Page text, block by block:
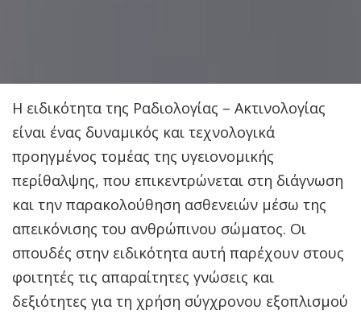
Η ειδικότητα της Ραδιολογίας – Ακτινολογίας
είναι ένας δυναμικός και τεχνολογικά
προηγμένος τομέας της υγειονομικής
περίθαλψης, που επικεντρώνεται στη διάγνωση
και την παρακολούθηση ασθενειών μέσω της
απεικόνισης του ανθρώπινου σώματος. Οι
σπουδές στην ειδικότητα αυτή παρέχουν στους
φοιτητές τις απαραίτητες γνώσεις και
δεξιότητες για τη χρήση σύγχρονου εξοπλισμού